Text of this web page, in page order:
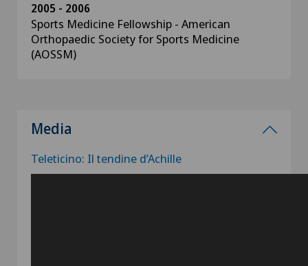
2005 - 2006
Sports Medicine Fellowship - American
Orthopaedic Society for Sports Medicine
(AOSSM)
Media
Teleticino: Il tendine d’Achille